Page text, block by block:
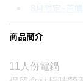
12期
8月限定~首
台灣大哥大
商品簡介
11人份電鍋